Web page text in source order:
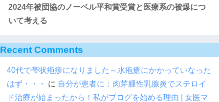
2024年被団協のノーベル平和賞受賞と医療系の被爆につ
いて考える
Recent Comments
40代で帯状疱疹になりました～水疱瘡にかかっていなった
はず・・・
に 自分が患者に：肉芽腫性乳腺炎でステロイ
ド治療が始まったから！私がブログを始める理由 | 女医マ